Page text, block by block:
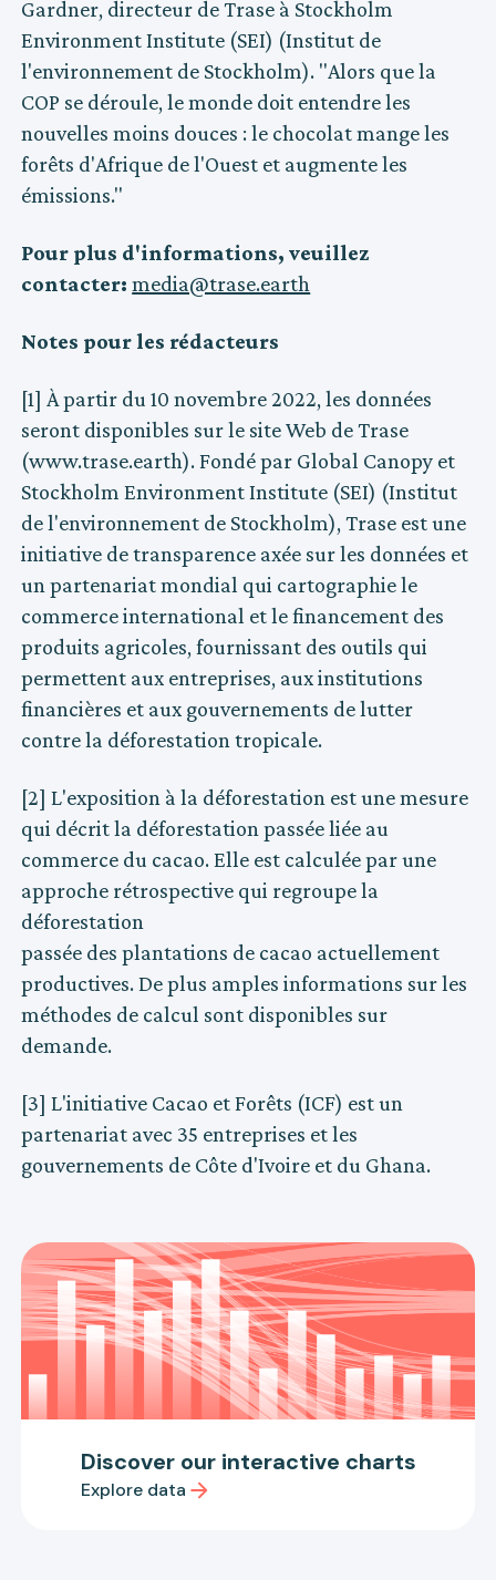
Gardner, directeur de Trase à Stockholm
Environment Institute (SEI) (Institut de
l'environnement de Stockholm). "Alors que la
COP se déroule, le monde doit entendre les
nouvelles moins douces : le chocolat mange les
forêts d'Afrique de l'Ouest et augmente les
émissions."
Pour plus d'informations, veuillez
contacter:media@trase.earth
Notes pour les rédacteurs
[1] À partir du 10 novembre 2022, les données
seront disponibles sur le site Web de Trase
(www.trase.earth). Fondé par Global Canopy et
Stockholm Environment Institute (SEI) (Institut
de l'environnement de Stockholm), Trase est une
initiative de transparence axée sur les données et
un partenariat mondial qui cartographie le
commerce international et le financement des
produits agricoles, fournissant des outils qui
permettent aux entreprises, aux institutions
financières et aux gouvernements de lutter
contre la déforestation tropicale.
[2] L'exposition à la déforestation est une mesure
qui décrit la déforestation passée liée au
commerce du cacao. Elle est calculée par une
approche rétrospective qui regroupe la
déforestation
passée des plantations de cacao actuellement
productives. De plus amples informations sur les
méthodes de calcul sont disponibles sur
demande.
[3] L'initiative Cacao et Forêts (ICF) est un
partenariat avec 35 entreprises et les
gouvernements de Côte d'Ivoire et du Ghana.
Discover our interactive charts
Explore data